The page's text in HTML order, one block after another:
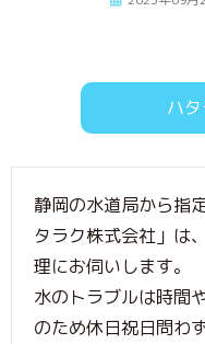
ハ
静岡の水道局から指
タラク株式会社」は
理にお伺いします。
水のトラブルは時間
のため休日祝日問わ